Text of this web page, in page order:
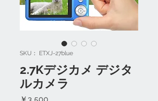
SKU： ETXJ-27blue
2.7Kデジカメ デジタ
ルカメラ